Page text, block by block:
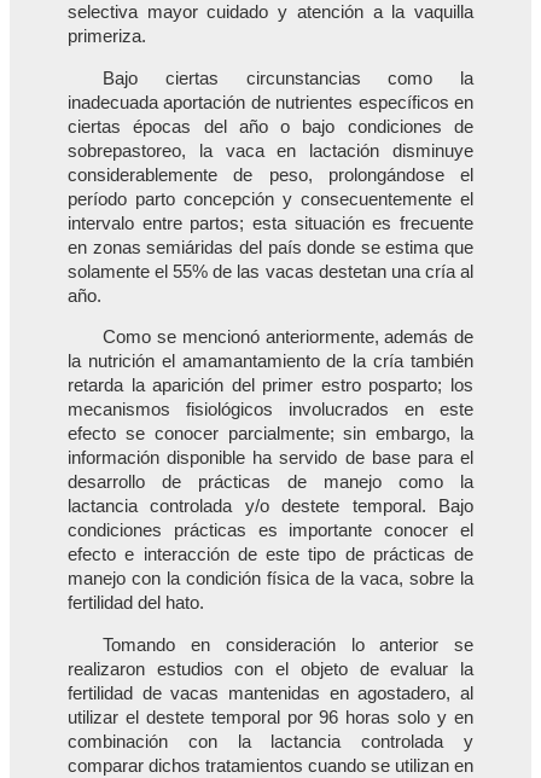
selectiva mayor cuidado y atención a la vaquilla
primeriza.
Bajo ciertas circunstancias como la
inadecuada aportación de nutrientes específicos en
ciertas épocas del año o bajo condiciones de
sobrepastoreo, la vaca en lactación disminuye
considerablemente de peso, prolongándose el
período parto concepción y consecuentemente el
intervalo entre partos; esta situación es frecuente
en zonas semiáridas del país donde se estima que
solamente el 55% de las vacas destetan una cría al
año.
Como se mencionó anteriormente, además de
la nutrición el amamantamiento de la cría también
retarda la aparición del primer estro posparto; los
mecanismos fisiológicos involucrados en este
efecto se conocer parcialmente; sin embargo, la
información disponible ha servido de base para el
desarrollo de prácticas de manejo como la
lactancia controlada y/o destete temporal. Bajo
condiciones prácticas es importante conocer el
efecto e interacción de este tipo de prácticas de
manejo con la condición física de la vaca, sobre la
fertilidad del hato.
Tomando en consideración lo anterior se
realizaron estudios con el objeto de evaluar la
fertilidad de vacas mantenidas en agostadero, al
utilizar el destete temporal por 96 horas solo y en
combinación con la lactancia controlada y
comparar dichos tratamientos cuando se utilizan en